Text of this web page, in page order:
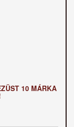
10 MÁRKA